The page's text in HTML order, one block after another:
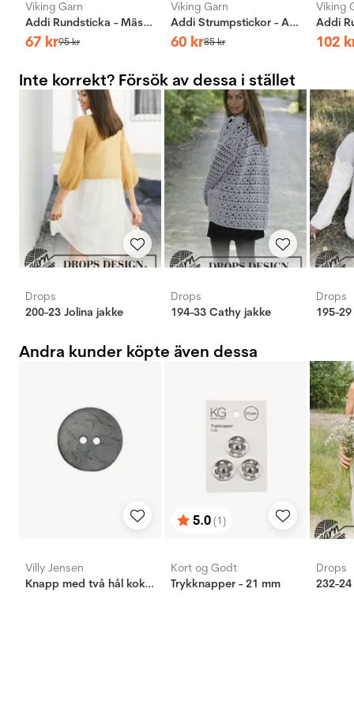
Viking Garn
Addi Rundsticka - Mässing
67 kr95kr
Viking Garn
Addi Strumpstickor - Aluminium
60 kr85kr
Viking
102
Inte korrekt? Försök av dessa i stället
Drops
200-23 Jolina jakke
Drops
194-33 Cathy jakke
Drops
195-
Andra kunder köpte även dessa
Villy Jensen
Knapp med två hål kokos ljus blå, 20mm
Betyg:
5.0(1)
utav 5 stjärnor
Kort og Godt
Trykknapper - 21 mm
Drops